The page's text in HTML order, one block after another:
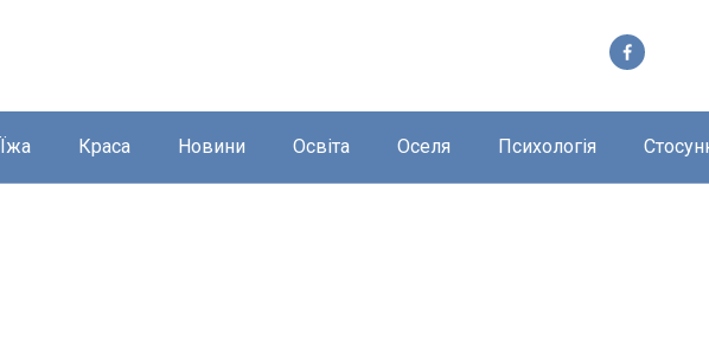
Їжа Краса Новини Освіта Оселя Психологія